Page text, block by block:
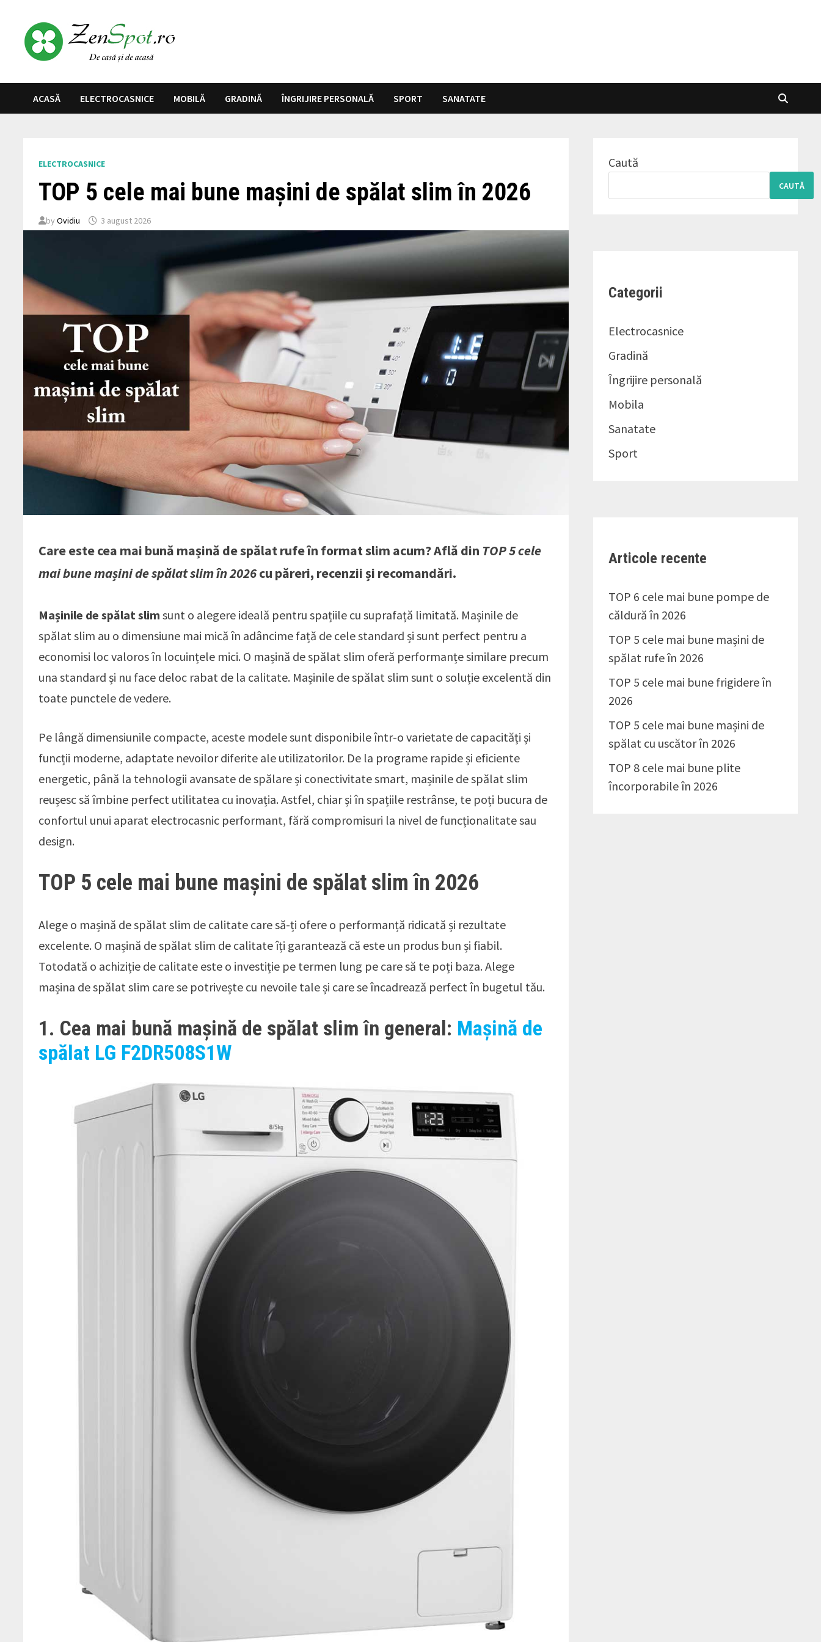
content
ACASĂ ELECTROCASNICE MOBILĂ GRADINĂ ÎNGRIJIRE PERSONALĂ SPORT SANATATE
ELECTROCASNICE
TOP 5 cele mai bune mașini de spălat slim în 2026
byOvidiu 3 august 2026
Care este cea mai bună mașină de spălat rufe în format slim acum? Află din TOP 5 cele
mai bune mașini de spălat slim în 2026cu păreri, recenzii și recomandări.
Mașinile de spălat slim sunt o alegere ideală pentru spațiile cu suprafață limitată. Mașinile de
spălat slim au o dimensiune mai mică în adâncime față de cele standard și sunt perfect pentru a
economisi loc valoros în locuințele mici. O mașină de spălat slim oferă performanțe similare precum
una standard și nu face deloc rabat de la calitate. Mașinile de spălat slim sunt o soluție excelentă din
toate punctele de vedere.
Pe lângă dimensiunile compacte, aceste modele sunt disponibile într-o varietate de capacități și
funcții moderne, adaptate nevoilor diferite ale utilizatorilor. De la programe rapide și eficiente
energetic, până la tehnologii avansate de spălare și conectivitate smart, mașinile de spălat slim
reușesc să îmbine perfect utilitatea cu inovația. Astfel, chiar și în spațiile restrânse, te poți bucura de
confortul unui aparat electrocasnic performant, fără compromisuri la nivel de funcționalitate sau
design.
TOP 5 cele mai bune mașini de spălat slim în 2026
Alege o mașină de spălat slim de calitate care să-ți ofere o performanță ridicată și rezultate
excelente. O mașină de spălat slim de calitate îți garantează că este un produs bun și fiabil.
Totodată o achiziție de calitate este o investiție pe termen lung pe care să te poți baza. Alege
mașina de spălat slim care se potrivește cu nevoile tale și care se încadrează perfect în bugetul tău.
1. Cea mai bună mașină de spălat slim în general: Mașină de
spălat LG F2DR508S1W
Caută
CAUTĂ
Categorii
Electrocasnice
Gradină
Îngrijire personală
Mobila
Sanatate
Sport
Articole recente
TOP 6 cele mai bune pompe de
căldură în 2026
TOP 5 cele mai bune mașini de
spălat rufe în 2026
TOP 5 cele mai bune frigidere în
2026
TOP 5 cele mai bune mașini de
spălat cu uscător în 2026
TOP 8 cele mai bune plite
încorporabile în 2026